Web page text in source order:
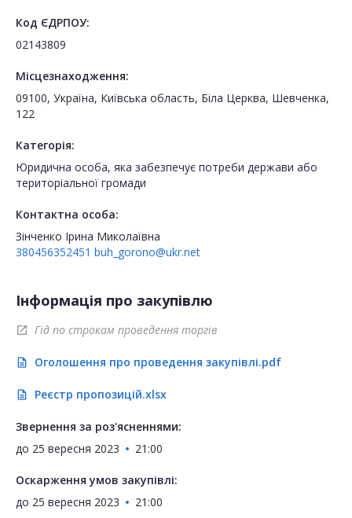
Код ЄДРПОУ:
02143809
Місцезнаходження:
09100, Україна, Київська область, Біла Церква, Шевченка,
122
Категорія:
Юридична особа, яка забезпечує потреби держави або
територіальної громади
Контактна особа:
Зінченко Ірина Миколаївна
380456352451 buh_gorono@ukr.net
Інформація про закупівлю
open_in_new Гід по строкам проведення торгів
description Оголошення про проведення закупівлі.pdf
description Реєстр пропозицій.xlsx
Звернення за роз'ясненнями:
до 25 вересня 2023 21:00
Оскарження умов закупівлі:
до 25 вересня 2023 21:00